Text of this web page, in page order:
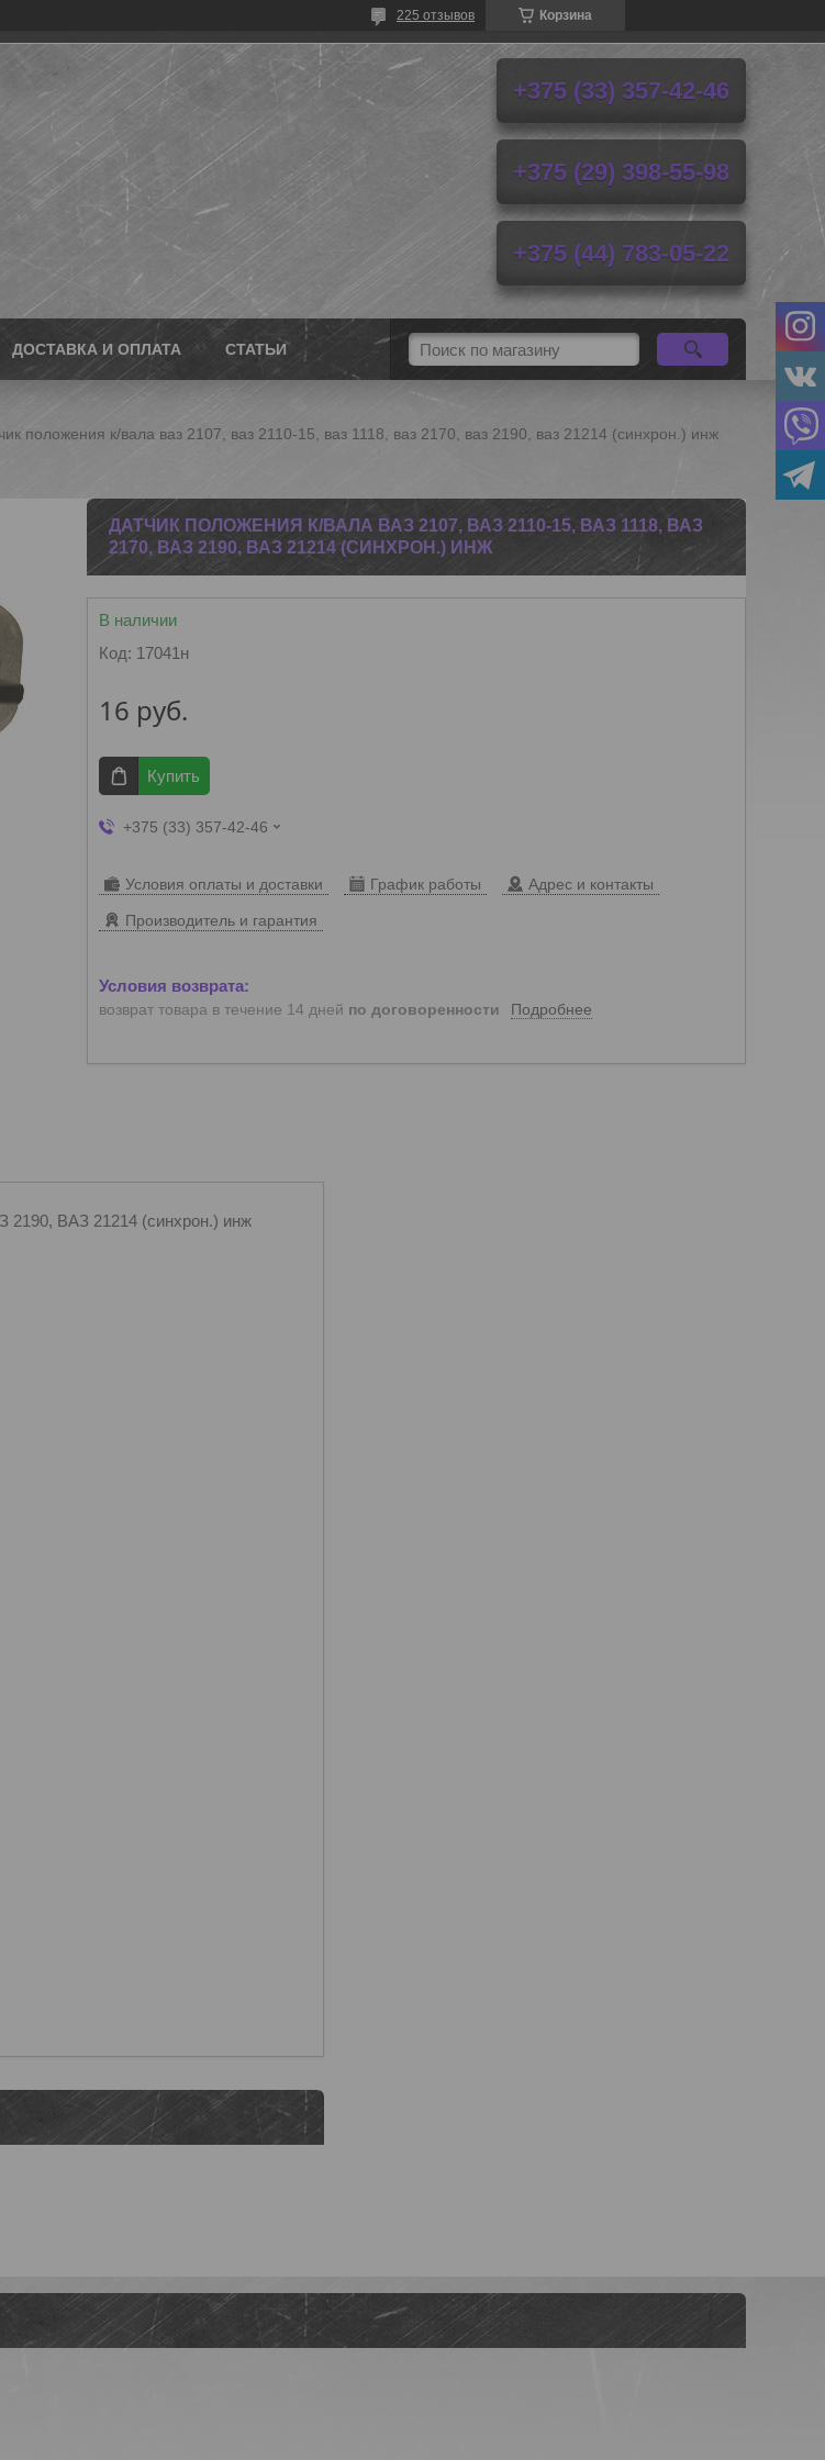
Корзина
225 отзывов
+375 (33) 357-42-46
+375 (29) 398-55-98
+375 (44) 783-05-22
ДОСТАВКА И ОПЛАТА СТАТЬИ
положения к/вала ваз 2107, ваз 2110-15, ваз 1118, ваз 2170, ваз 2190, ваз 21214 (синхрон.) инж
ДАТЧИК ПОЛОЖЕНИЯ К/ВАЛА ВАЗ 2107, ВАЗ 2110-15, ВАЗ 1118, ВАЗ
2170, ВАЗ 2190, ВАЗ 21214 (СИНХРОН.) ИНЖ
В наличии
Код: 17041н
16 руб.
Купить
+375 (33) 357-42-46
Условия оплаты и доставки График работы Адрес и контакты
Производитель и гарантия
возврат товара в течение 14 дней по договоренности Подробнее
2190, ВАЗ 21214 (синхрон.) инж